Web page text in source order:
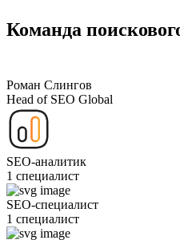
Команда
Роман Слингов
Head of SEO Global
SEO-аналитик
1 специалист
SEO-специалист
1 специалист